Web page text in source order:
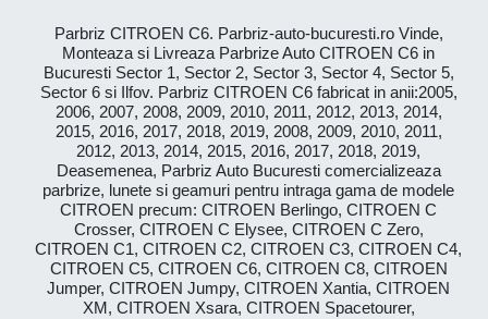
Parbriz CITROEN C6. Parbriz-auto-bucuresti.ro Vinde,
Monteaza si Livreaza Parbrize Auto CITROEN C6 in
Bucuresti Sector 1, Sector 2, Sector 3, Sector 4, Sector 5,
Sector 6 si Ilfov. Parbriz CITROEN C6 fabricat in anii:2005,
2006, 2007, 2008, 2009, 2010, 2011, 2012, 2013, 2014,
2015, 2016, 2017, 2018, 2019, 2008, 2009, 2010, 2011,
2012, 2013, 2014, 2015, 2016, 2017, 2018, 2019,
Deasemenea, Parbriz Auto Bucuresti comercializeaza
parbrize, lunete si geamuri pentru intraga gama de modele
CITROEN precum: CITROEN Berlingo, CITROEN C
Crosser, CITROEN C Elysee, CITROEN C Zero,
CITROEN C1, CITROEN C2, CITROEN C3, CITROEN C4,
CITROEN C5, CITROEN C6, CITROEN C8, CITROEN
Jumper, CITROEN Jumpy, CITROEN Xantia, CITROEN
XM, CITROEN Xsara, CITROEN Spacetourer,